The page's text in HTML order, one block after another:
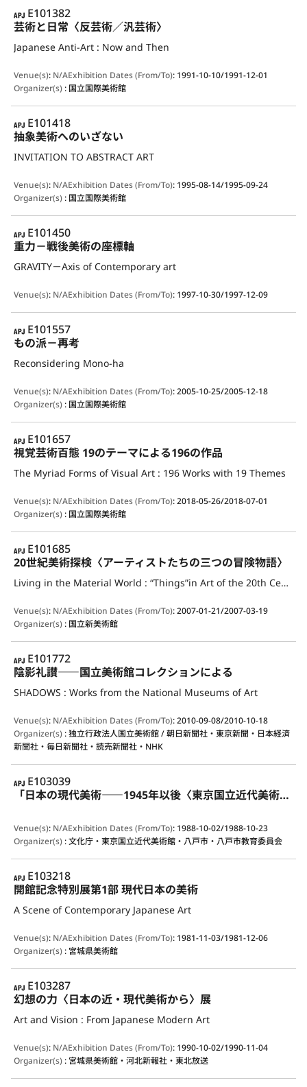
APJ
E101382
芸術と日常〈反芸術／汎芸術〉
Japanese Anti-Art : Now and Then
Venue(s): N/AExhibition Dates (From/To): 1991-10-10/1991-12-01
Organizer(s): 国立国際美術館
APJ
E101418
抽象美術へのいざない
INVITATION TO ABSTRACT ART
Venue(s): N/AExhibition Dates (From/To): 1995-08-14/1995-09-24
Organizer(s): 国立国際美術館
APJ
E101450
重力－戦後美術の座標軸
GRAVITY－Axis of Contemporary art
Venue(s): N/AExhibition Dates (From/To): 1997-10-30/1997-12-09
APJ
E101557
もの派－再考
Reconsidering Mono-ha
Venue(s): N/AExhibition Dates (From/To):2005-10-25/2005-12-18
Organizer(s): 国立国際美術館
APJ
E101657
視覚芸術百態 19のテーマによる196の作品
The Myriad Forms of Visual Art : 196 Works with 19 Themes
Venue(s): N/AExhibition Dates (From/To):2018-05-26/2018-07-01
Organizer(s): 国立国際美術館
APJ
E101685
20世紀美術探検〈アーティストたちの三つの冒険物語〉
Living in the Material World : “Things”in Art of the 20th Century and Beyond
Venue(s): N/AExhibition Dates (From/To):2007-01-21/2007-03-19
Organizer(s): 国立新美術館
APJ
E101772
陰影礼讃――国立美術館コレクションによる
SHADOWS : Works from the National Museums of Art
Venue(s): N/AExhibition Dates (From/To):2010-09-08/2010-10-18
Organizer(s):独立行政法人国立美術館 / 朝日新聞社・東京新聞・日本経済
新聞社・毎日新聞社・読売新聞社・NHK
APJ
E103039
「日本の現代美術――1945年以後〈東京国立近代美術館所蔵作品による〉」展
Venue(s): N/AExhibition Dates (From/To): 1988-10-02/1988-10-23
Organizer(s):文化庁・東京国立近代美術館・八戸市・八戸市教育委員会
APJ
E103218
開館記念特別展第1部 現代日本の美術
A Scene of Contemporary Japanese Art
Venue(s): N/AExhibition Dates (From/To): 1981-11-03/1981-12-06
Organizer(s): 宮城県美術館
APJ
E103287
幻想の力〈日本の近・現代美術から〉展
Art and Vision : From Japanese Modern Art
Venue(s): N/AExhibition Dates (From/To): 1990-10-02/1990-11-04
Organizer(s): 宮城県美術館・河北新報社・東北放送